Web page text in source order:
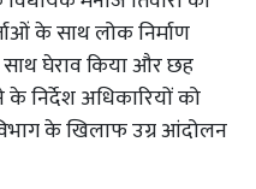
के साथ लोक निर्माण
घेराव किया और छह
निर्देश अधिकारियों को
के खिलाफ उग्र आंदोलन